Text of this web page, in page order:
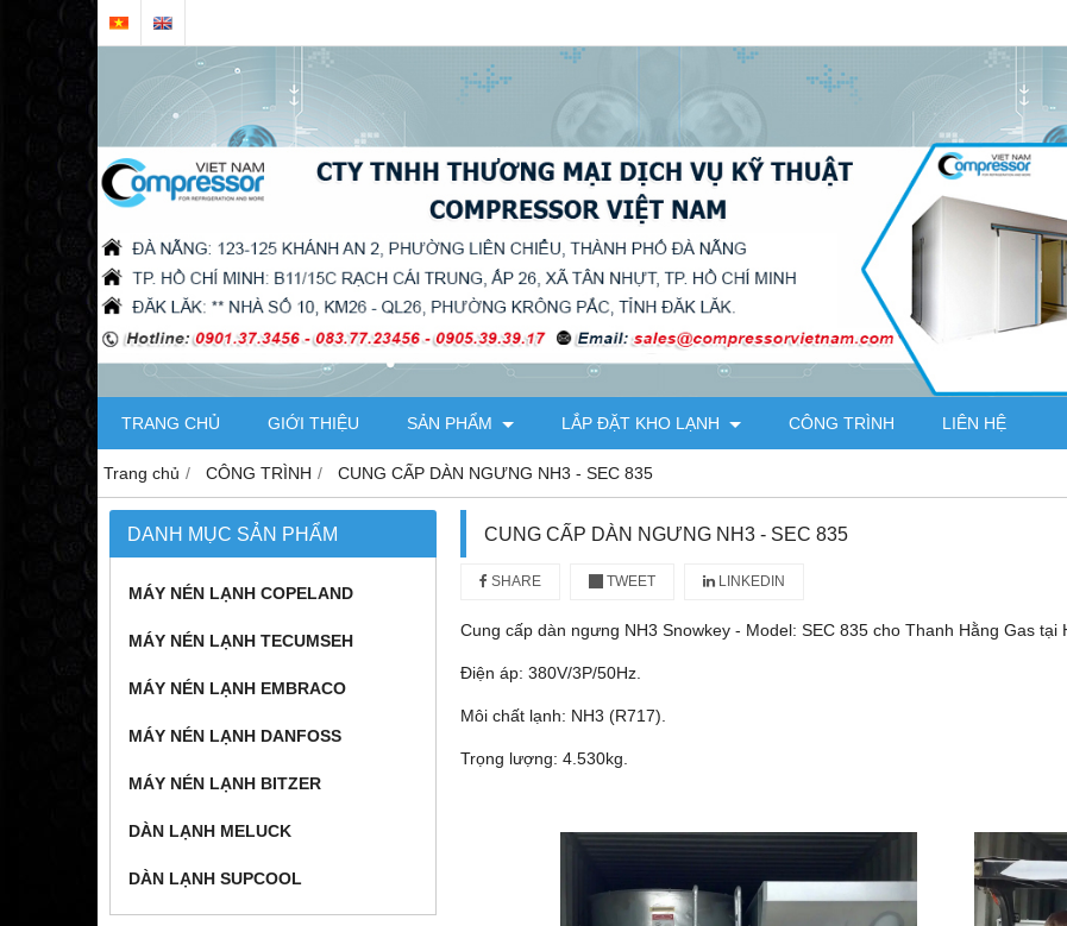
TRANG CHỦ GIỚI THIỆU SẢN PHẨM LẮP ĐẶT KHO LẠNH CÔNG TRÌNH LIÊN HỆ
Trang chủ CÔNG TRÌNH CUNG CẤP DÀN NGƯNG NH3 - SEC 835
DANH MỤC SẢN PHẨM
MÁY NÉN LẠNH COPELAND
MÁY NÉN LẠNH TECUMSEH
MÁY NÉN LẠNH EMBRACO
MÁY NÉN LẠNH DANFOSS
MÁY NÉN LẠNH BITZER
DÀN LẠNH MELUCK
DÀN LẠNH SUPCOOL
CUNG CẤP DÀN NGƯNG NH3 - SEC 835
SHARE TWEET LINKEDIN
Cung cấp dàn ngưng NH3 Snowkey - Model: SEC 835 cho Thanh Hằng Gas tại
Điện áp: 380V/3P/50Hz.
Môi chất lạnh: NH3 (R717).
Trọng lượng: 4.530kg.